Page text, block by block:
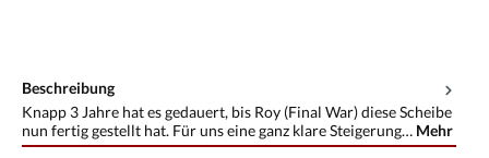
Beschreibung
Knapp 3 Jahre hat es gedauert, bis Roy (Final War) diese Scheibe
nun fertig gestellt hat. Für uns eine ganz klare Steigerung… Mehr